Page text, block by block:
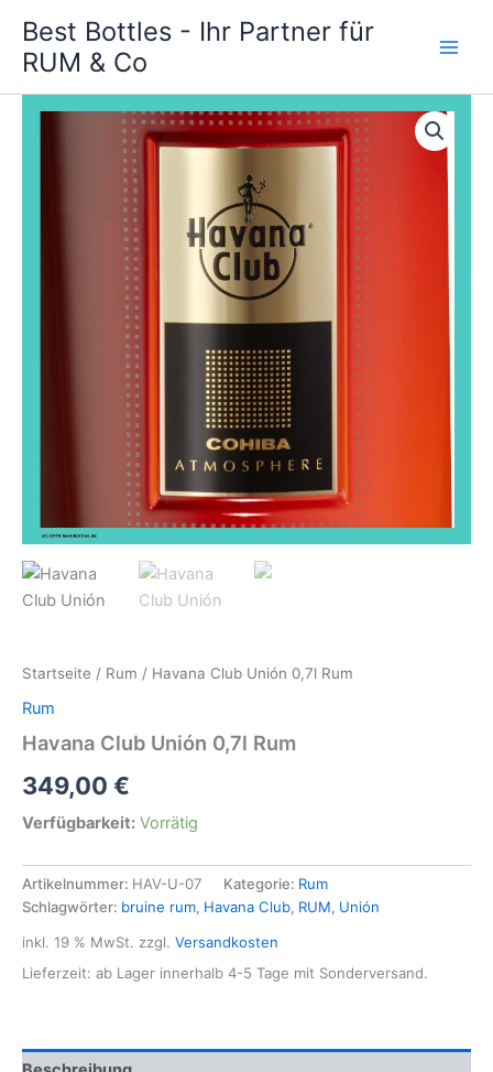
Inhalt
springen
Best Bottles - Ihr Partner für
RUM & Co
Startseite / Rum / Havana Club Unión 0,7l Rum
Rum
Havana Club Unión 0,7l Rum
349,00 €
Verfügbarkeit: Vorrätig
Artikelnummer: HAV-U-07 Kategorie: Rum
Schlagwörter: bruine rum, Havana Club, RUM, Unión
inkl. 19 % MwSt. zzgl. Versandkosten
Lieferzeit: ab Lager innerhalb 4-5 Tage mit Sonderversand.